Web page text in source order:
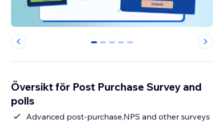
0 1 2 3 4
Översikt för Post Purchase Survey and
polls
Advanced post-purchase,NPS and other surveys